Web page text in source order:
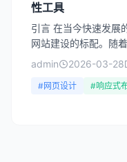
性工具
引言 在当今快速发展
网站建设的标配。随
WordPress开发者迎
admin 2026-03-28
#网页设计 #响应式